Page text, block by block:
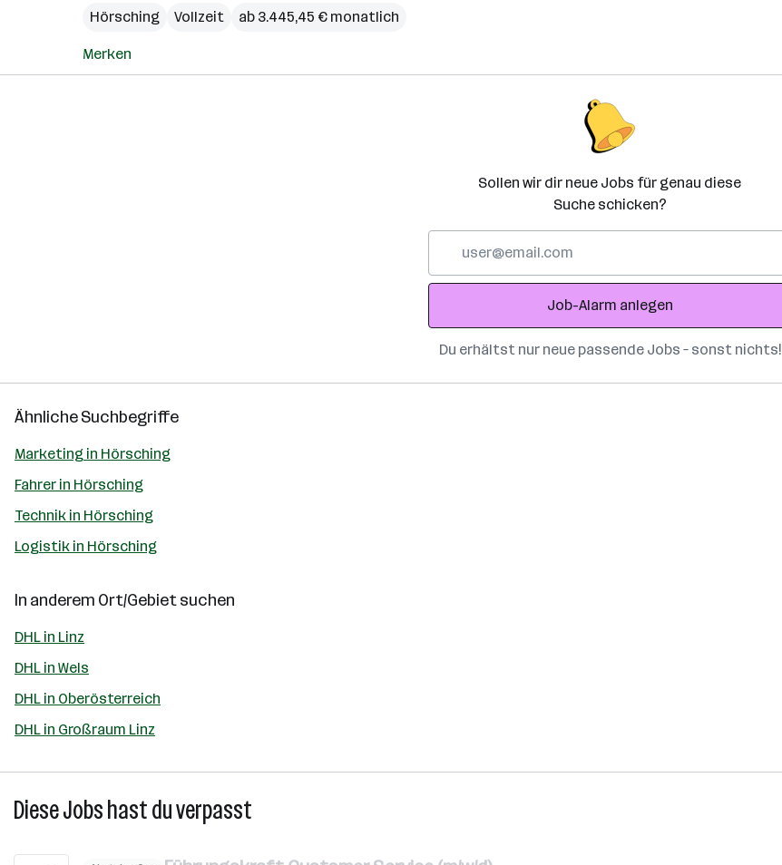
Hörsching
Vollzeit ab 3.445,45 € monatlich
Merken
Sollen wir dir neue Jobs für genau diese
Suche schicken?
Adresse
Job-Alarm anlegen
Du erhältst nur neue passende Jobs – sonst nichts!
Ähnliche Suchbegriffe
Marketing in Hörsching
Fahrer in Hörsching
Technik in Hörsching
Logistik in Hörsching
In anderem Ort/Gebiet suchen
DHL in Linz
DHL in Wels
DHL in Oberösterreich
DHL in Großraum Linz
Diese Jobs hast du verpasst